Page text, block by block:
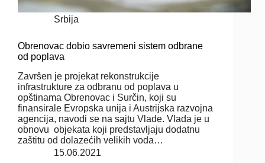
Srbija
Obrenovac dobio savremeni sistem odbrane
od poplava
Završen je projekat rekonstrukcije
infrastrukture za odbranu od poplava u
opštinama Obrenovac i Surčin, koji su
finansirale Evropska unija i Austrijska razvojna
agencija, navodi se na sajtu Vlade. Vlada je u
obnovu objekata koji predstavljaju dodatnu
zaštitu od dolazećih velikih voda…
15.06.2021